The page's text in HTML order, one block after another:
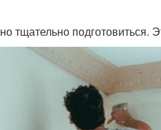
тщательно подготовиться.